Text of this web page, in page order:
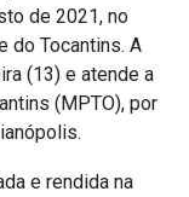
de 2021, no
do Tocantins. A
(13) e atende a
(MPTO), por
e rendida na